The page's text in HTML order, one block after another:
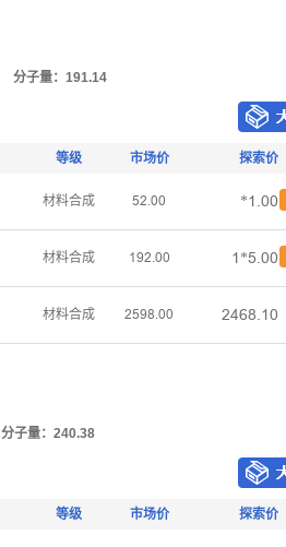
分子量：191.14
等级 市场价 探索价
材料合成 œſŤřř *ǝŤřř
材料合成 ǝůſŤřř ǝ*œŤřř
材料合成 ſœůȬŤřř ſȂƧȬŤǝř
分子量：240.38
等级 市场价 探索价